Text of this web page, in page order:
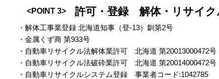
<POINT 3> 許可・登録 解体・リサイク
・解体工事業登録 北海道知事（登-13）釧第2号
・金属くず商 第933号
・自動車リサイクル法解体業許可 北海道 第20013000472号
・自動車リサイクル法破砕業許可 北海道 第20014000472号
・自動車リサイクルシステム登録 事業者コード:1042785